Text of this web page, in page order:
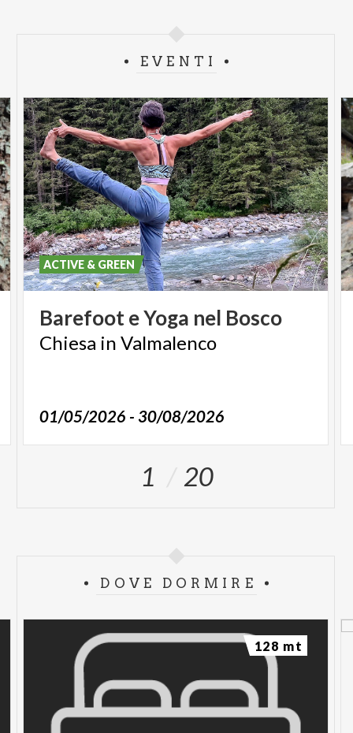
EVENTI
BarefooteYoga nel Bosco
Chiesa in Valmalenco
01/05/2026 - 30/08/2026
ACTIVE & GREEN
1 20
DOVE DORMIRE
128 mt